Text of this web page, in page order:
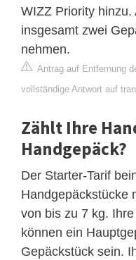
WIZZ Priority
insgesamt zwei
nehmen.
Antrag auf Entfernung
vollständige Antwort auf
Zählt Ihre
Handgepäck?
Der Starter-Tarif
Handgepäckstücke
von bis zu 7 kg.
können ein
Gepäckstück sein.